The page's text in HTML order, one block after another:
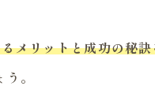
メリットと成功の秘
。